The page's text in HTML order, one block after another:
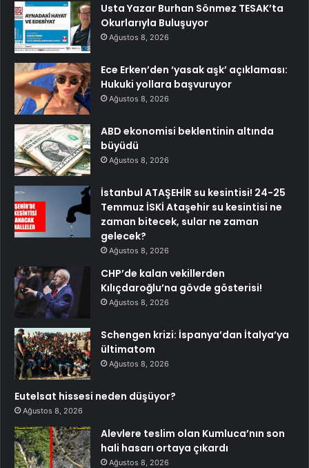
Usta Yazar Burhan Sönmez TESAK’ta
Okurlarıyla Buluşuyor
Ağustos 8, 2026
Ece Erken’den ‘yasak aşk’ açıklaması:
Hukuki yollara başvuruyor
Ağustos 8, 2026
ABD ekonomisi beklentinin altında
büyüdü
Ağustos 8, 2026
İstanbul ATAŞEHİR su kesintisi! 24-25
Temmuz İSKİ Ataşehir su kesintisi ne
zaman bitecek, sular ne zaman
gelecek?
Ağustos 8, 2026
CHP’de kalan vekillerden
Kılıçdaroğlu’na gövde gösterisi!
Ağustos 8, 2026
Schengen krizi: İspanya’dan İtalya’ya
ültimatom
Ağustos 8, 2026
Eutelsat hissesi neden düşüyor?
Ağustos 8, 2026
Alevlere teslim olan Kumluca’nın son
hali hasarı ortaya çıkardı
Ağustos 8, 2026